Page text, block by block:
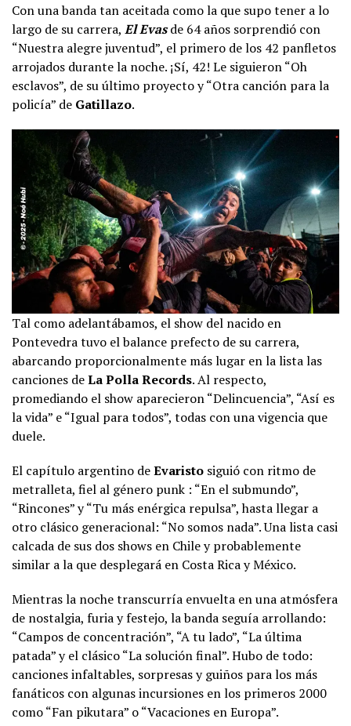
Con una banda tan aceitada como la que supo tener a lo
largo de su carrera, El Evas de 64 años sorprendió con
“Nuestra alegre juventud”, el primero de los 42 panfletos
arrojados durante la noche. ¡Sí, 42! Le siguieron “Oh
esclavos”, de su último proyecto y “Otra canción para la
policía” de Gatillazo.
Tal como adelantábamos, el show del nacido en
Pontevedra tuvo el balance prefecto de su carrera,
abarcando proporcionalmente más lugar en la lista las
canciones deLa Polla Records. Al respecto,
promediando el show aparecieron “Delincuencia”, “Así es
la vida” e “Igual para todos”, todas con una vigencia que
duele.
El capítulo argentino deEvaristo siguió con ritmo de
metralleta, fiel al género punk : “En el submundo”,
“Rincones” y “Tu más enérgica repulsa”, hasta llegar a
otro clásico generacional: “No somos nada”. Una lista casi
calcada de sus dos shows en Chile y probablemente
similar a la que desplegará en Costa Rica y México.
Mientras la noche transcurría envuelta en una atmósfera
de nostalgia, furia y festejo, la banda seguía arrollando:
“Campos de concentración”, “A tu lado”, “La última
patada” y el clásico “La solución final”. Hubo de todo:
canciones infaltables, sorpresas y guiños para los más
fanáticos con algunas incursiones en los primeros 2000
como “Fan pikutara” o “Vacaciones en Europa”.